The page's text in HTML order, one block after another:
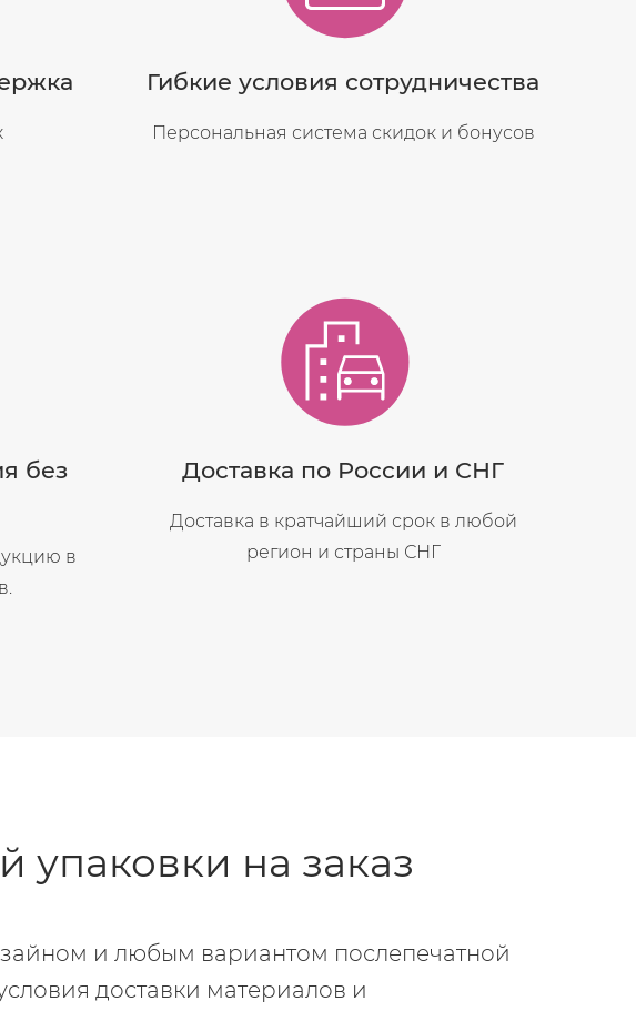
Гибкие условия сотрудничества
Персональная система скидок и бонусов
без
в
Доставка по России и СНГ
Доставка в кратчайший срок в любой
регион и страны СНГ
упаковки на заказ
и любым вариантом послепечатной
доставки материалов и